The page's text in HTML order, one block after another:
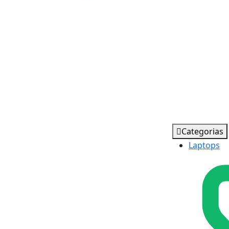
Categorias
Laptops